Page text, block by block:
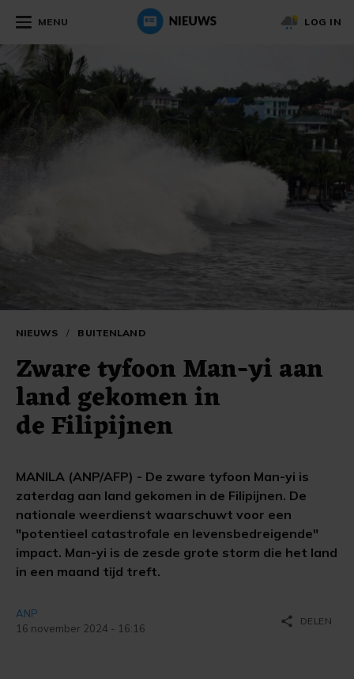
MENU LOG IN
NIEUWS / BUITENLAND
Zware tyfoon Man-yi aan
land gekomen in
de Filipijnen
MANILA (ANP/AFP) - De zware tyfoon Man-yi is
zaterdag aan land gekomen in de Filipijnen. De
nationale weerdienst waarschuwt voor een
"potentieel catastrofale en levensbedreigende"
impact. Man-yi is de zesde grote storm die het land
in een maand tijd treft.
ANP
16 november 2024 - 16:16
share DELEN